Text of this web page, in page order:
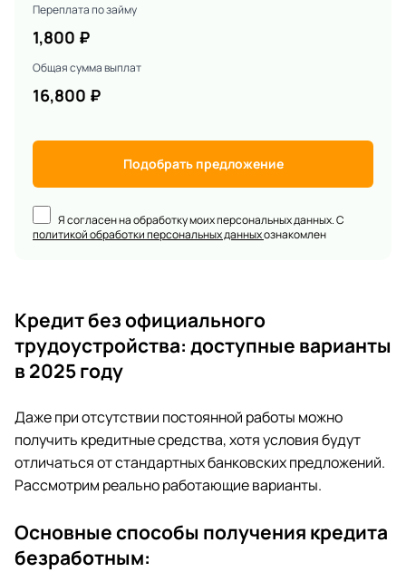
Переплата по займу
1,800 ₽
Общая сумма выплат
16,800 ₽
Подобрать предложение
Я согласен на обработку моих персональных данных. С
политикой обработки персональных данныхознакомлен
Кредит без официального
трудоустройства: доступные варианты
в 2025 году
Даже при отсутствии постоянной работы можно
получить кредитные средства, хотя условия будут
отличаться от стандартных банковских предложений.
Рассмотрим реально работающие варианты.
Основные способы получения кредита
безработным: